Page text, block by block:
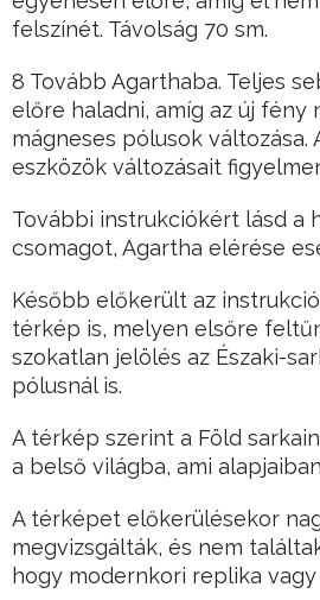
felszínét. Távolság 70 sm.
8 Tovább Agarthaba. Teljes
előre haladni, amíg az új fény
mágneses pólusok változása.
eszközök változásait
További instrukciókért lásd a
csomagot, Agartha elérése
Később előkerült az
térkép is, melyen elsőre
szokatlan jelölés az Északi-
pólusnál is.
A térkép szerint a Föld
a belső világba, ami
A térképet előkerülésekor
megvizsgálták, és nem
hogy modernkori replika